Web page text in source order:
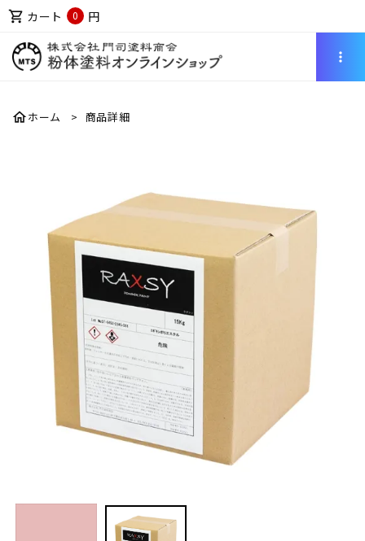
shopping_cart カート 0 円
more_vert
homeホーム 商品詳細